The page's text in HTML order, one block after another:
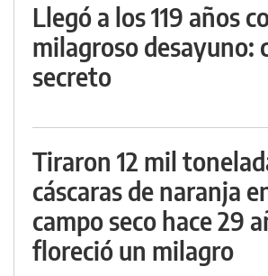
Llegó a los 119 años
milagroso desayuno:
secreto
Tiraron 12 mil
cáscaras de naranja
campo seco hace 29
floreció un milagro